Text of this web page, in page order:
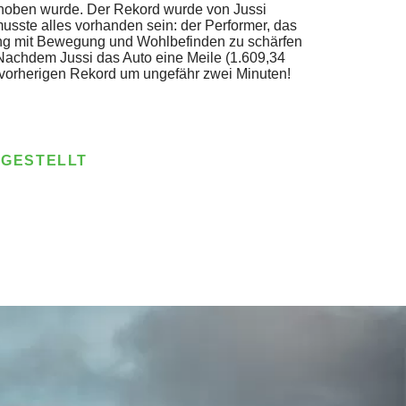
wurde. Der Rekord wurde von Jussi
alles vorhanden sein: der Performer, das
mit Bewegung und Wohlbefinden zu schärfen
Jussi das Auto eine Meile (1.609,34
Rekord um ungefähr zwei Minuten!